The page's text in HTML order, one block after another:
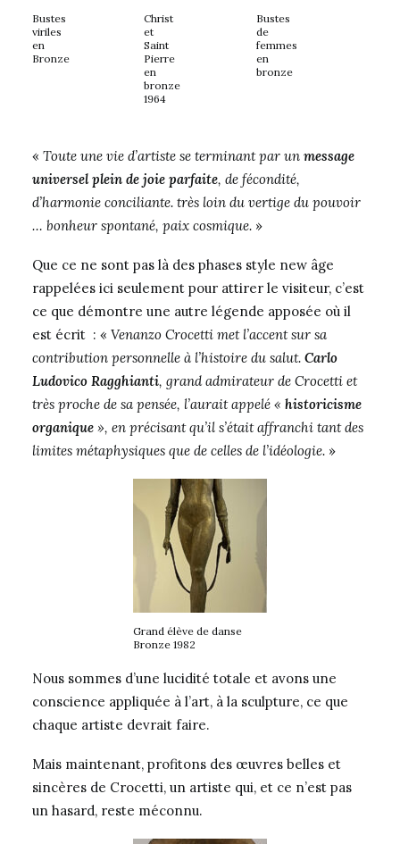
Bustes
viriles
en
Bronze
Christ
et
Saint
Pierre
en
bronze
1964
Bustes
de
femmes
en
bronze
« Toute une vie d’artiste se terminant par un message
universel plein de joie parfaite, de fécondité,
d’harmonie conciliante. très loin du vertige du pouvoir
… bonheur spontané, paix cosmique. »
Que ce ne sont pas là des phases style new âge
rappelées ici seulement pour attirer le visiteur, c’est
ce que démontre une autre légende apposée où il
est écrit : « Venanzo Crocetti met l’accent sur sa
contribution personnelle à l’histoire du salut. Carlo
Ludovico Ragghianti, grand admirateur de Crocetti et
très proche de sa pensée, l’aurait appelé « historicisme
organique », en précisant qu’il s’était affranchi tant des
limites métaphysiques que de celles de l’idéologie. »
Grand élève de danse
Bronze 1982
Nous sommes d’une lucidité totale et avons une
conscience appliquée à l’art, à la sculpture, ce que
chaque artiste devrait faire.
Mais maintenant, profitons des œuvres belles et
sincères de Crocetti, un artiste qui, et ce n’est pas
un hasard, reste méconnu.